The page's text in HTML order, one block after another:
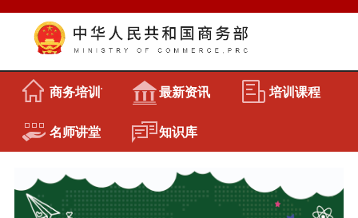
商务培训首页 最新资讯 培训课程
名师讲堂 知识库